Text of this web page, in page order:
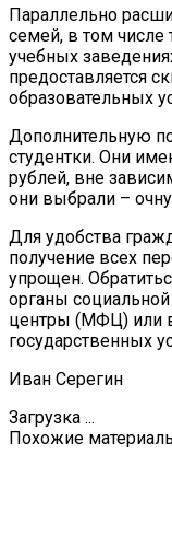
Параллельно
семей, в том числе
учебных
предоставляется
образовательных
Дополнительную
студентки. Они
рублей, вне
они выбрали –
Для удобства
получение всех
упрощен.
органы
центры (МФЦ) или
государственных
Иван Серегин
Загрузка ...
Похожие